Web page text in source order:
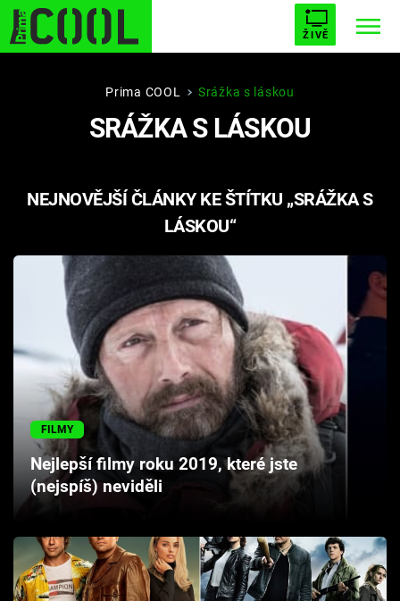
ŽIVĚ
STARHOUSE BUFFY, PŘEMOŽITELKA UPÍRŮ
PLNEJ KOTEL AVENGERS 5
Filmy
Seriály
Hry
Cool Esport
Pořady
TV Program
Sledujte prima+
Prima COOL Srážka s láskou
SRÁŽKA S LÁSKOU
NEJNOVĚJŠÍ ČLÁNKY KE ŠTÍTKU „SRÁŽKA S
LÁSKOU“
FILMY
Nejlepší filmy roku 2019, které jste
(nejspíš) neviděli